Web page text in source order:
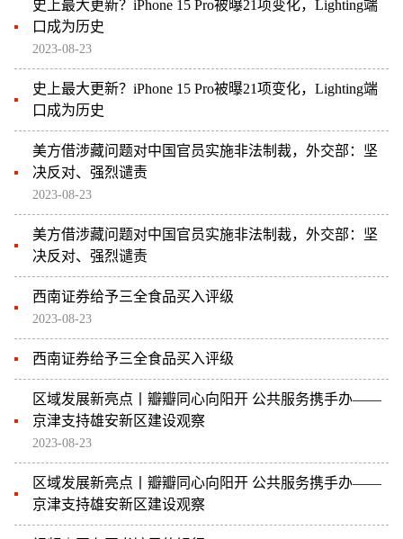
史上最大更新？iPhone 15 Pro被曝21项变化，Lighting端
口成为历史
2023-08-23
史上最大更新？iPhone 15 Pro被曝21项变化，Lighting端
口成为历史
美方借涉藏问题对中国官员实施非法制裁，外交部：坚
决反对、强烈谴责
2023-08-23
美方借涉藏问题对中国官员实施非法制裁，外交部：坚
决反对、强烈谴责
西南证券给予三全食品买入评级
2023-08-23
西南证券给予三全食品买入评级
区域发展新亮点丨瓣瓣同心向阳开 公共服务携手办——
京津支持雄安新区建设观察
2023-08-23
区域发展新亮点丨瓣瓣同心向阳开 公共服务携手办——
京津支持雄安新区建设观察